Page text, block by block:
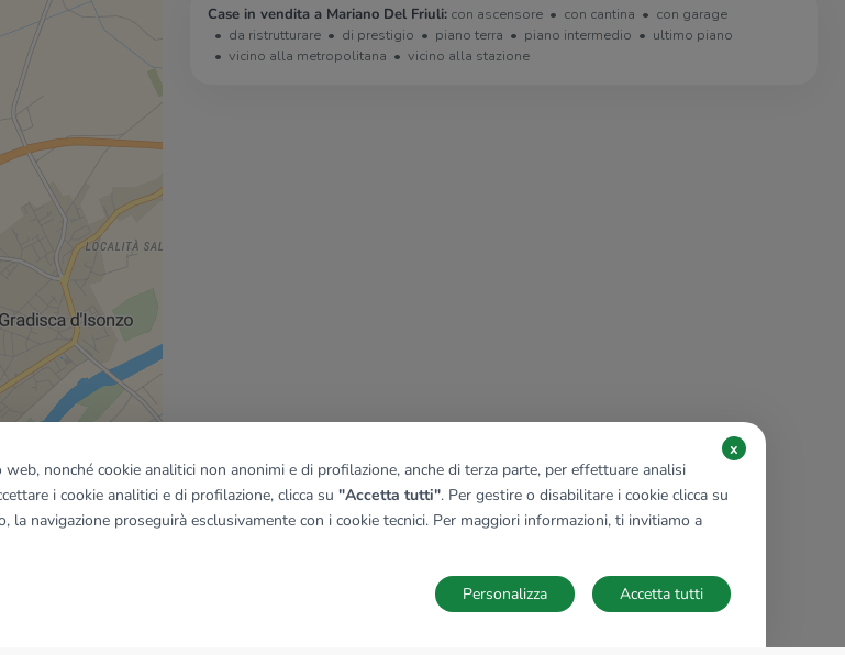
Case in vendita a Mariano Del Friuli: con ascensore con cantina
con garage
da ristrutturare
di prestigio piano terra piano intermedio
ultimo piano
vicino alla metropolitana
vicino alla stazione
nonché cookie analitici non anonimi e di profilazione, anche di terza parte, per effettuare analisi
i cookie analitici e di profilazione, clicca su "Accetta tutti". Per gestire o disabilitare i cookie clicca su
la navigazione proseguirà esclusivamente con i cookie tecnici. Per maggiori informazioni, ti invitiamo a
x
Accetta tutti
Personalizza